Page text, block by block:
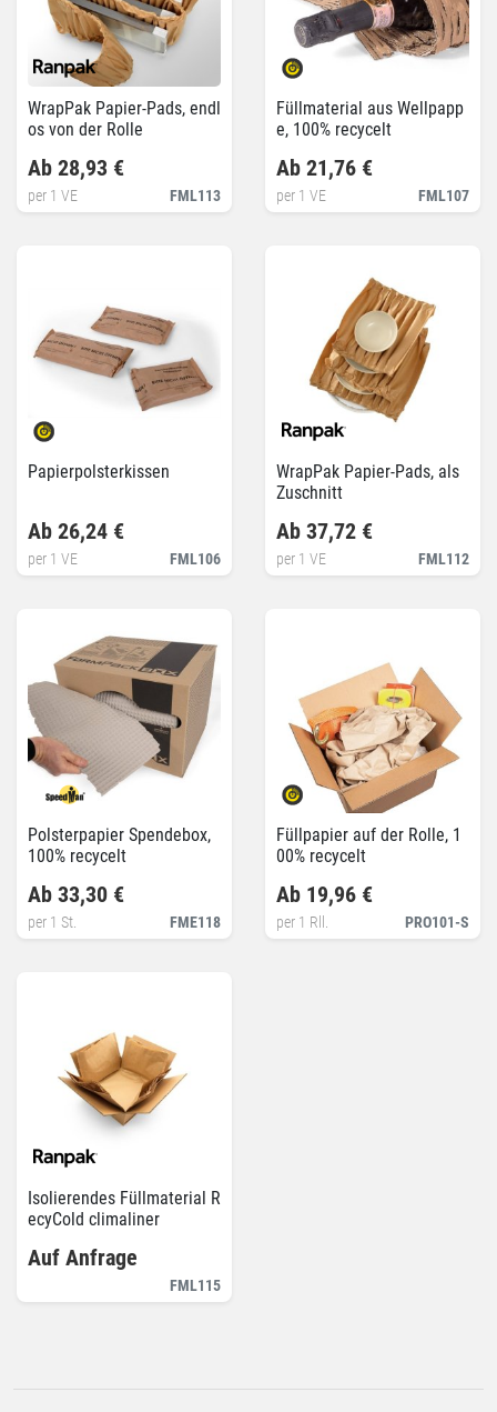
WrapPak Papier-Pads, endl
os von der Rolle
FML113
Ab 28,93 €
per 1 VE
Füllmaterial aus Wellpapp
e, 100% recycelt
FML107
Ab 21,76 €
per 1 VE
Papierpolsterkissen
FML106
Ab 26,24 €
per 1 VE
WrapPak Papier-Pads, als
Zuschnitt
FML112
Ab 37,72 €
per 1 VE
Polsterpapier Spendebox,
100% recycelt
FME118
Ab 33,30 €
per 1 St.
Füllpapier auf der Rolle, 1
00% recycelt
PRO101-S
Ab 19,96 €
per 1 Rll.
Isolierendes Füllmaterial R
ecyCold climaliner
FML115
Auf Anfrage